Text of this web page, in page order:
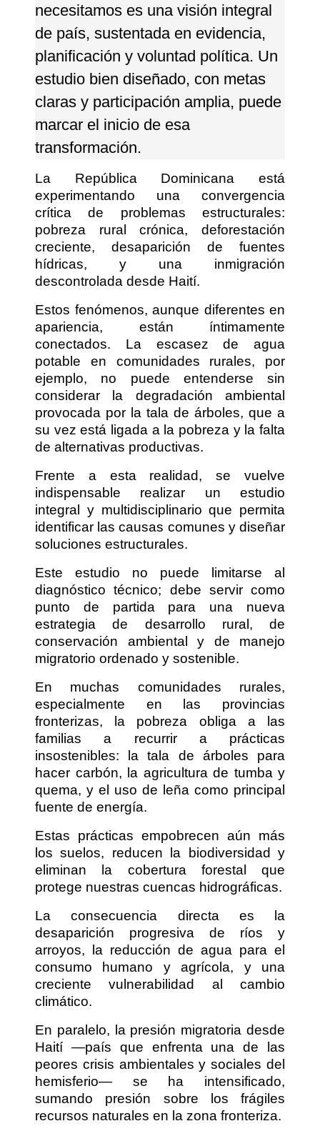
necesitamos es una visión integral
de país, sustentada en evidencia,
planificación y voluntad política. Un
estudio bien diseñado, con metas
claras y participación amplia, puede
marcar el inicio de esa
transformación.
La República Dominicana está
experimentando una convergencia
crítica de problemas estructurales:
pobreza rural crónica, deforestación
creciente, desaparición de fuentes
hídricas, y una inmigración
descontrolada desde Haití.
Estos fenómenos, aunque diferentes en
apariencia, están íntimamente
conectados. La escasez de agua
potable en comunidades rurales, por
ejemplo, no puede entenderse sin
considerar la degradación ambiental
provocada por la tala de árboles, que a
su vez está ligada a la pobreza y la falta
de alternativas productivas.
Frente a esta realidad, se vuelve
indispensable realizar un estudio
integral y multidisciplinario que permita
identificar las causas comunes y diseñar
soluciones estructurales.
Este estudio no puede limitarse al
diagnóstico técnico; debe servir como
punto de partida para una nueva
estrategia de desarrollo rural, de
conservación ambiental y de manejo
migratorio ordenado y sostenible.
En muchas comunidades rurales,
especialmente en las provincias
fronterizas, la pobreza obliga a las
familias a recurrir a prácticas
insostenibles: la tala de árboles para
hacer carbón, la agricultura de tumba y
quema, y el uso de leña como principal
fuente de energía.
Estas prácticas empobrecen aún más
los suelos, reducen la biodiversidad y
eliminan la cobertura forestal que
protege nuestras cuencas hidrográficas.
La consecuencia directa es la
desaparición progresiva de ríos y
arroyos, la reducción de agua para el
consumo humano y agrícola, y una
creciente vulnerabilidad al cambio
climático.
En paralelo, la presión migratoria desde
Haití —país que enfrenta una de las
peores crisis ambientales y sociales del
hemisferio— se ha intensificado,
sumando presión sobre los frágiles
recursos naturales en la zona fronteriza.